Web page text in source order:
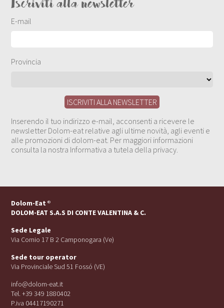
E-mail
Provincia
Inserendo il tuo indirizzo e-mail, acconsenti a ricevere le
newsletter Dolom-eat relative agli ultime novità, agli eventi e
alle promozioni di dolom-eat. Per maggiori informazioni
consulta la nostra Informativa a tutela della privacy.
Dolom-Eat ®
DOLOM-EAT S.A.S DI CONTE VALENTINA & C.
Sede Legale
Via Cornio 17 B 2 Camponogara (Ve)
Sede tour operator
Via Provinciale Sud 51 Fossó (VE)
info@dolom-eat.it
Tel. +39 349 1880402
P.iva 04417190271